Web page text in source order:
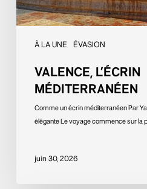
À LA UNE ÉVASION
VALENCE, L’ÉCRIN
MÉDITERRANÉEN
Comme un écrin méditerranéen Par
élégante Le voyage commence sur la
juin 30, 2026